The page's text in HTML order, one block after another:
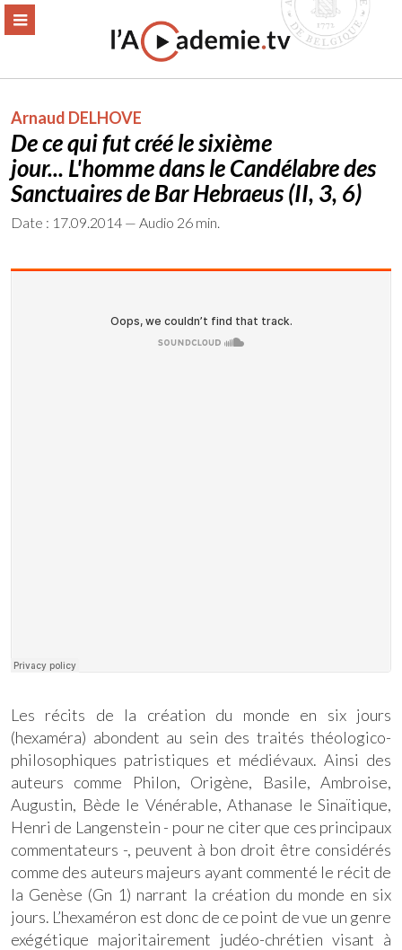
Aller
MENU
Arnaud DELHOVE
De ce qui fut créé le sixième
jour... L'homme dans le Candélabre des
Sanctuaires de Bar Hebraeus (II, 3, 6)
Date : 17.09.2014 — Audio 26 min.
Les récits de la création du monde en six jours
(hexaméra) abondent au sein des traités théologico-
philosophiques patristiques et médiévaux. Ainsi des
auteurs comme Philon, Origène, Basile, Ambroise,
Augustin, Bède le Vénérable, Athanase le Sinaïtique,
Henri de Langenstein - pour ne citer que ces principaux
commentateurs -, peuvent à bon droit être considérés
comme des auteurs majeurs ayant commenté le récit de
la Genèse (Gn 1) narrant la création du monde en six
jours. L’hexaméron est donc de ce point de vue un genre
exégétique majoritairement judéo-chrétien visant à